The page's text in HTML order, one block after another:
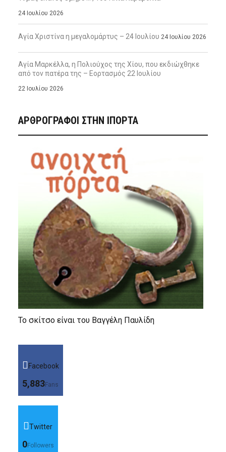
24 Ιουλίου 2026
Αγία Χριστίνα η μεγαλομάρτυς – 24 Ιουλίου 24 Ιουλίου 2026
Αγία Μαρκέλλα, η Πολιούχος της Χίου, που εκδιώχθηκε
από τον πατέρα της – Εορτασμός 22 Ιουλίου
22 Ιουλίου 2026
ΑΡΘΡΟΓΡΑΦΟΙ ΣΤΗΝ IΠΟΡΤΑ
Το σκίτσο είναι του Βαγγέλη Παυλίδη
Facebook
5,883Fans
Twitter
0Followers